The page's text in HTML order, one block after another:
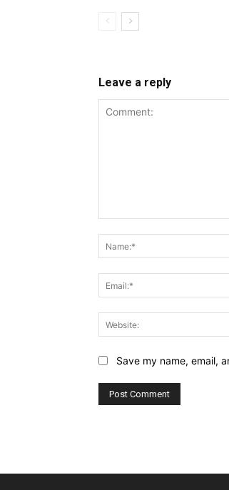
Leave a reply
Save my name, email,